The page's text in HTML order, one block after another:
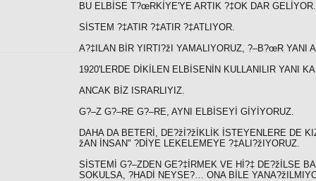
BU ELBİSE T?œRKİYE'YE ARTIK ?‡OK DAR GELİYOR.
SİSTEM ?‡ATIR ?‡ATIR ?‡ATLIYOR.
A?‡ILAN BİR YIRTI?žI YAMALIYORUZ, ?–B?œR YANI
1920'LERDE DİKİLEN ELBİSENİN KULLANILIR YANI
ANCAK BİZ ISRARLIYIZ.
G?–Z G?–RE G?–RE, AYNI ELBİSEYİ GİYİYORUZ.
DAHA DA BETERİ, DE?žİ?žİKLİK İSTEYENLERE DE
žAN İNSAN" ?DİYE LEKELEMEYE ?‡ALI?žIYORUZ.
SİSTEMİ G?–ZDEN GE?‡İRMEK VE Hİ?‡ DE?žİLSE
SOKULSA, ?HADİ NEYSE?… ONA BİLE